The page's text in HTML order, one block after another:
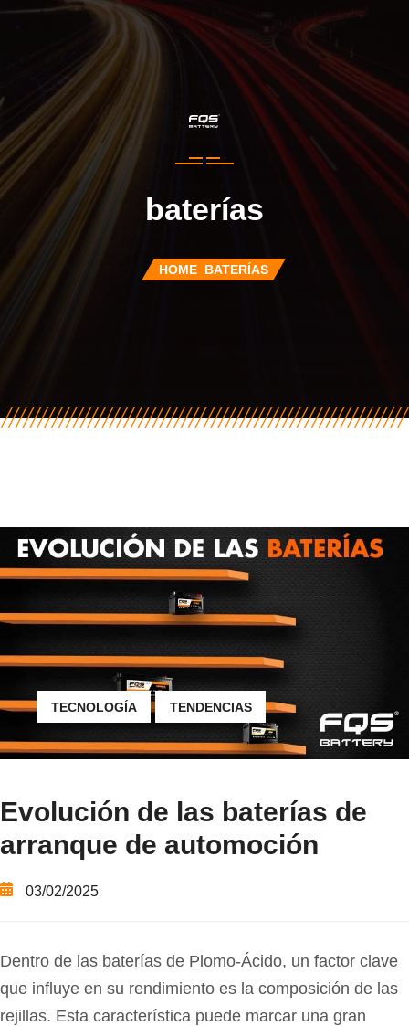
baterías
HOME BATERÍAS
TECNOLOGÍA TENDENCIAS
Evolución de las baterías de
arranque de automoción
03/02/2025
Dentro de las baterías de Plomo-Ácido, un factor clave
que influye en su rendimiento es la composición de las
rejillas. Esta característica puede marcar una gran